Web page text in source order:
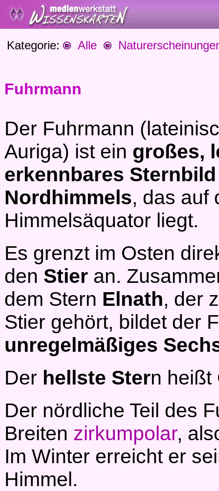
Kategorie: Alle
Fuhrmann
Der Fuhrmann
Auriga) ist eingroßes,
erkennbares
Nordhimmels, das auf
Himmelsäquator liegt.
Es grenzt im Osten
denStieran.
dem SternElnath, der
Stier gehört, bildet der
unregelmäßiges
Derhellste Stern heißt
Der nördliche Teil des
Breitenzirkumpolar,
Im Winter erreicht er
Himmel.